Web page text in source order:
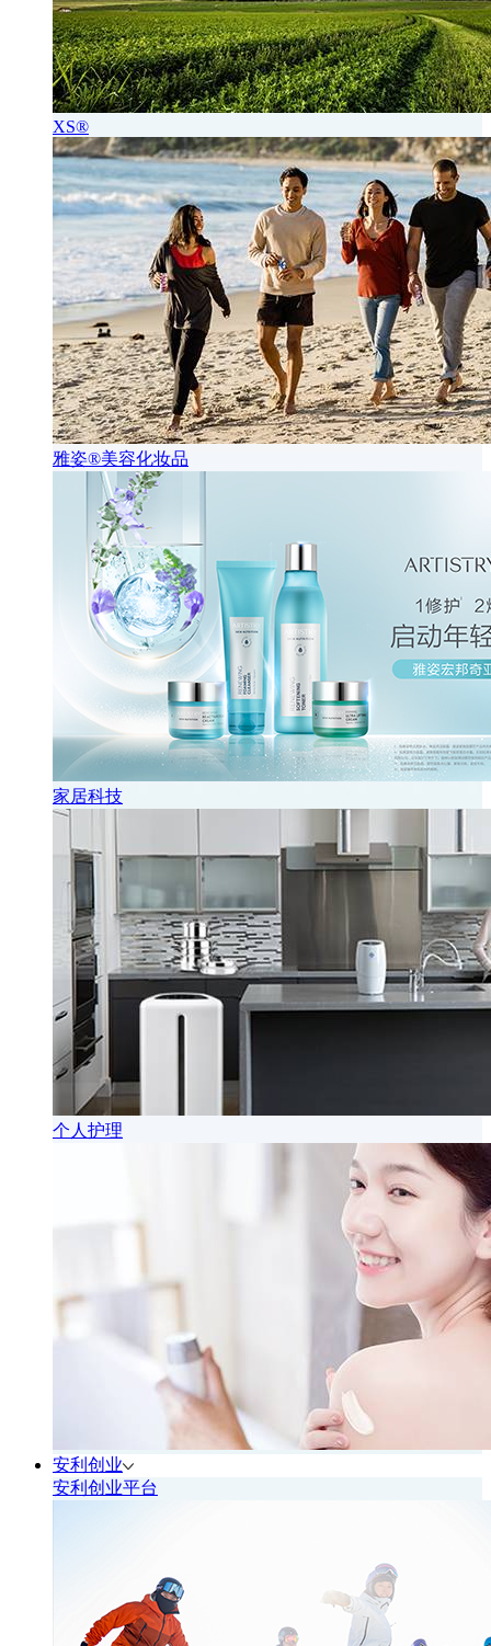
XS®
雅姿®美容化妆品
家居科技
个人护理
安利创业
安利创业平台